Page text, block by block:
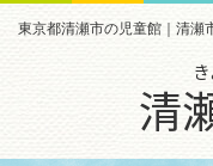
東京都清瀬市の児童館｜清瀬
清